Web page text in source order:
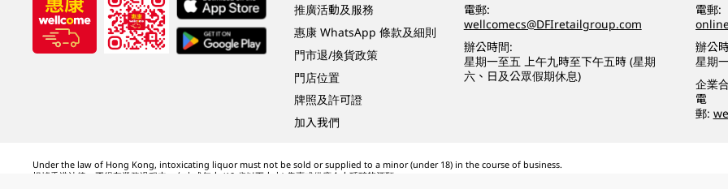
推廣活動及服務
惠康 WhatsApp 條款及細則
門市退/換貨政策
門店位置
牌照及許可證
加入我們
電郵:
wellcomecs@DFIretailgroup.com
辦公時間:
星期一至五 上午九時至下午五時 (星期
六、日及公眾假期休息)
電郵:
辦公
星期
企業
電
郵:
Under the law of Hong Kong, intoxicating liquor must not be sold or supplied to a minor (under 18) in the course of business.
根據香港法律，不得在業務過程中，向未成年人 (18 歲以下人士) 售賣或供應令人醺醉的酒類。